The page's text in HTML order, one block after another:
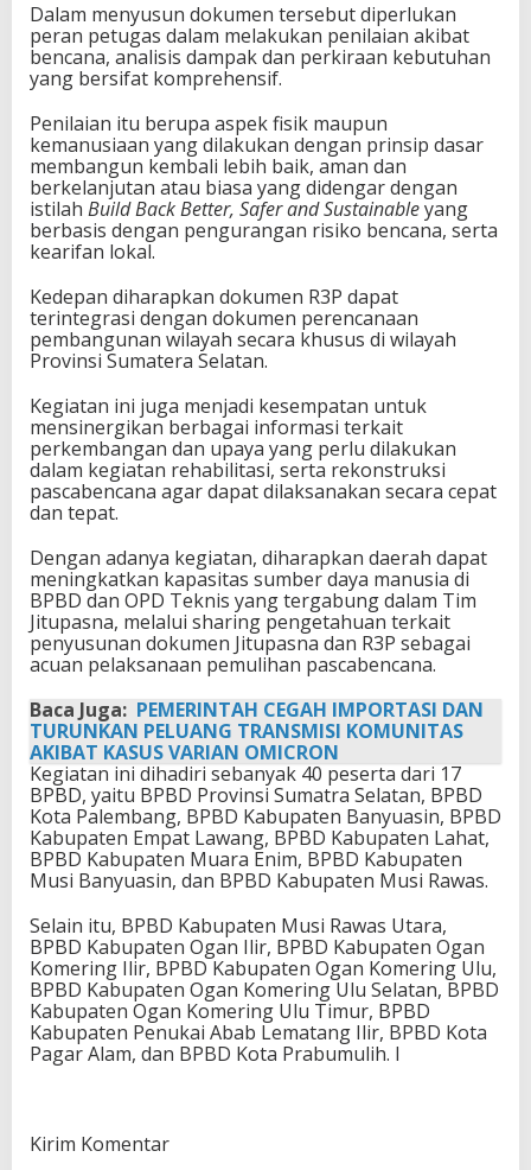
Dalam menyusun dokumen tersebut diperlukan
peran petugas dalam melakukan penilaian akibat
bencana, analisis dampak dan perkiraan kebutuhan
yang bersifat komprehensif.
Penilaian itu berupa aspek fisik maupun
kemanusiaan yang dilakukan dengan prinsip dasar
membangun kembali lebih baik, aman dan
berkelanjutan atau biasa yang didengar dengan
istilah BuildBackBetter, Safer andSustainableyang
berbasis dengan pengurangan risiko bencana, serta
kearifan lokal.
Kedepan diharapkan dokumen R3P dapat
terintegrasi dengan dokumen perencanaan
pembangunan wilayah secara khusus di wilayah
Provinsi Sumatera Selatan.
Kegiatan ini juga menjadi kesempatan untuk
mensinergikan berbagai informasi terkait
perkembangan dan upaya yang perlu dilakukan
dalam kegiatan rehabilitasi, serta rekonstruksi
pascabencana agar dapat dilaksanakan secara cepat
dan tepat.
Dengan adanya kegiatan, diharapkan daerah dapat
meningkatkan kapasitas sumber daya manusia di
BPBD dan OPD Teknis yang tergabung dalam Tim
Jitupasna, melalui sharing pengetahuan terkait
penyusunan dokumen Jitupasna dan R3P sebagai
acuan pelaksanaan pemulihan pascabencana.
Baca Juga: PEMERINTAH CEGAH IMPORTASI DAN
TURUNKAN PELUANG TRANSMISI KOMUNITAS
AKIBAT KASUS VARIAN OMICRON
Kegiatan ini dihadiri sebanyak 40 peserta dari 17
BPBD, yaitu BPBD Provinsi Sumatra Selatan, BPBD
Kota Palembang, BPBD Kabupaten Banyuasin, BPBD
Kabupaten Empat Lawang, BPBD Kabupaten Lahat,
BPBD Kabupaten Muara Enim, BPBD Kabupaten
Musi Banyuasin, dan BPBD Kabupaten Musi Rawas.
Selain itu, BPBD Kabupaten Musi Rawas Utara,
BPBD Kabupaten Ogan Ilir, BPBD Kabupaten Ogan
Komering Ilir, BPBD Kabupaten Ogan Komering Ulu,
BPBD Kabupaten Ogan Komering Ulu Selatan, BPBD
Kabupaten Ogan Komering Ulu Timur, BPBD
Kabupaten Penukai Abab Lematang Ilir, BPBD Kota
Pagar Alam, dan BPBD Kota Prabumulih. I
Kirim Komentar